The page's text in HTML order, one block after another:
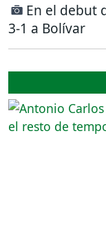
En el debut
3-1 a Bolívar